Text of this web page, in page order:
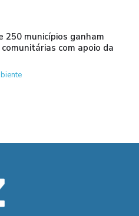
250 municípios ganham
com apoio da